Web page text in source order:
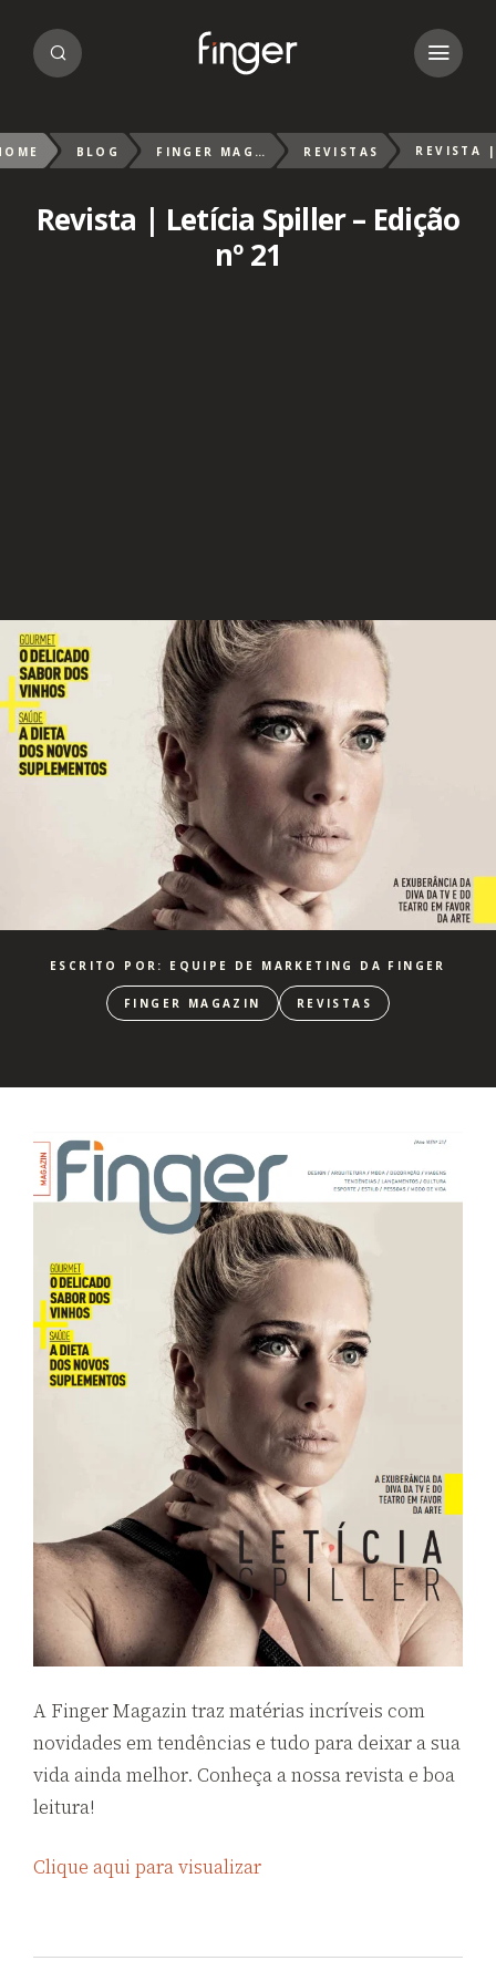
BLOG FINGER MAGAZIN REVISTAS
Revista | Letícia Spiller – Edição
nº 21
ESCRITO POR: EQUIPE DE MARKETING DA FINGER
FINGER MAGAZIN REVISTAS
A Finger Magazin traz matérias incríveis com
novidades em tendências e tudo para deixar a sua
vida ainda melhor. Conheça a nossa revista e boa
leitura!
Clique aqui para visualizar